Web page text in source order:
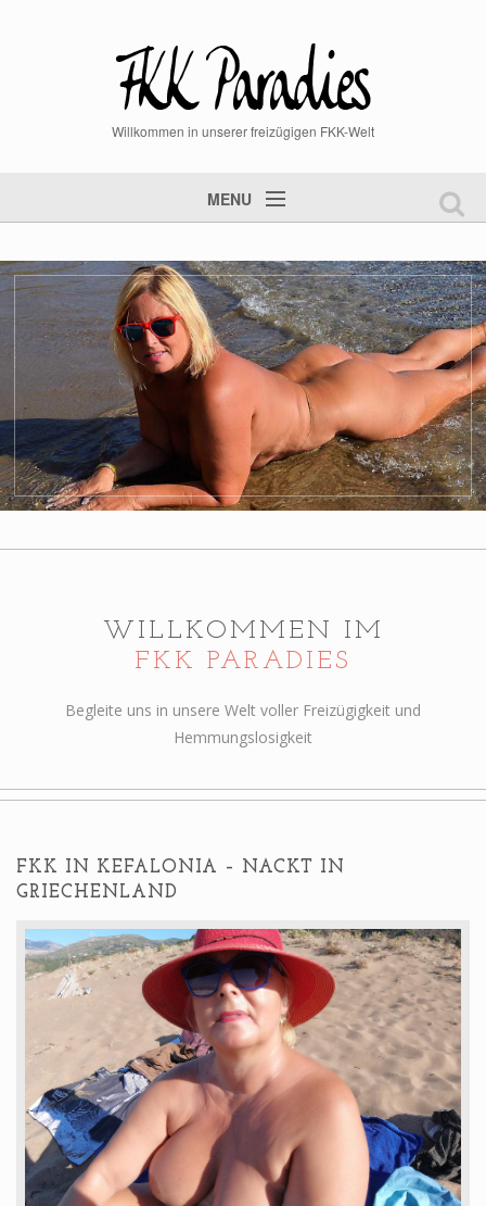
Willkommen in unserer freizügigen FKK-Welt
MENU
FKK Videos
FKK Bilder
aktuelle News
Mitglied werden
Mitgliederlogin
Steckbrief
WILLKOMMEN IM
FKK PARADIES
Begleite uns in unsere Welt voller Freizügigkeit und
Hemmungslosigkeit
FKK IN KEFALONIA – NACKT IN
GRIECHENLAND